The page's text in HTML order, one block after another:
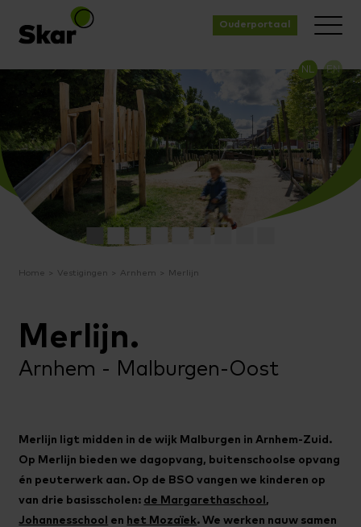
NL EN
Ouderportaal
Home Vestigingen Arnhem Merlijn
Merlijn.
Arnhem - Malburgen-Oost
Merlijn ligt midden in de wijk Malburgen in Arnhem-Zuid.
Op Merlijn bieden we dagopvang, buitenschoolse opvang
én peuterwerk aan. Op de BSO vangen we kinderen op
van drie basisscholen: de Margarethaschool ,
Johannesschool
en het Mozaïek. We werken nauw samen